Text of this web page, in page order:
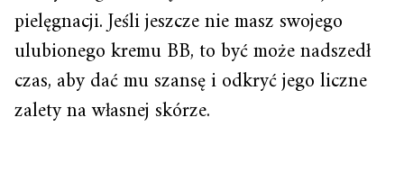
pielęgnacji. Jeśli jeszcze nie masz swojego
ulubionego kremu BB, to być może nadszedł
czas, aby dać mu szansę i odkryć jego liczne
zalety na własnej skórze.